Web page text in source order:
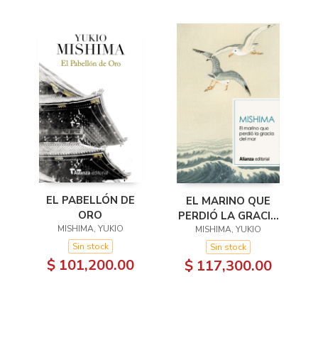
EL PABELLÓN DE
ORO
MISHIMA, YUKIO
Sin stock
$ 101,200.00
EL MARINO QUE
PERDIÓ LA GRACIA
DEL MAR
MISHIMA, YUKIO
Sin stock
$ 117,300.00